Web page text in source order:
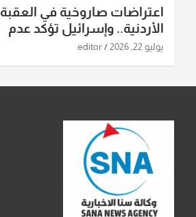
اعتراضات صاروخية في العقبة
الأردنية.. وإسرائيل تؤكد عدم
استهدافها
يوليو 22, 2026 editor